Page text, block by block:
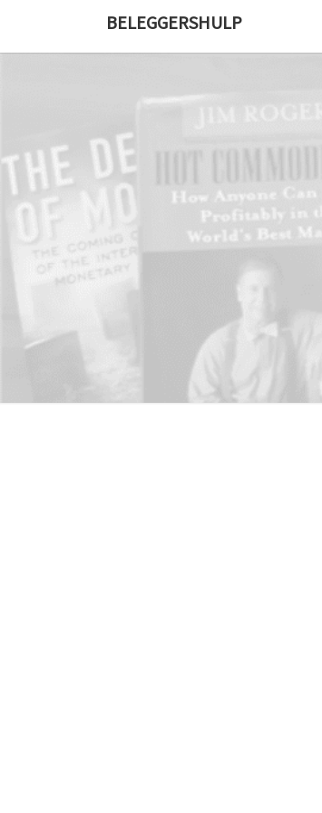
BELEGGERSHULP